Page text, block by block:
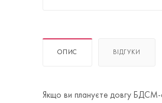
ОПИС ВІДГУКИ
Якщо ви плануєте довгу БДСМ-